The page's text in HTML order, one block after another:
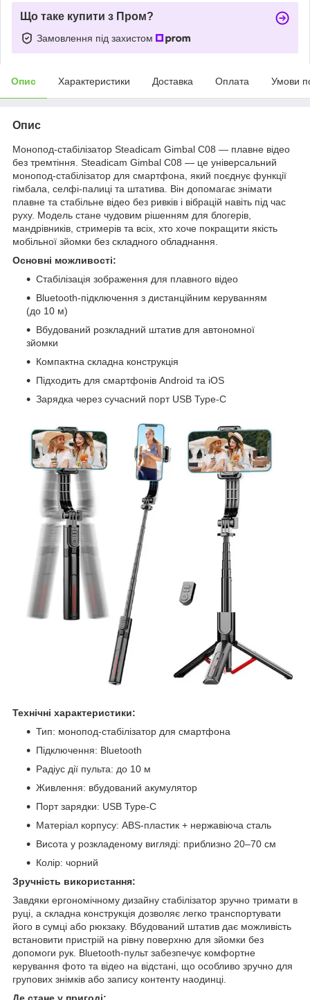
Що таке купити з Пром?
Замовлення під захистом
Опис Характеристики Доставка Оплата Умови
Опис
Монопод-стабілізатор Steadicam Gimbal C08 — плавне відео
без тремтіння. Steadicam Gimbal C08 — це універсальний
монопод-стабілізатор для смартфона, який поєднує функції
гімбала, селфі-палиці та штатива. Він допомагає знімати
плавне та стабільне відео без ривків і вібрацій навіть під час
руху. Модель стане чудовим рішенням для блогерів,
мандрівників, стримерів та всіх, хто хоче покращити якість
мобільної зйомки без складного обладнання.
Основні можливості:
Стабілізація зображення для плавного відео
Bluetooth-підключення з дистанційним керуванням
(до 10 м)
Вбудований розкладний штатив для автономної
зйомки
Компактна складна конструкція
Підходить для смартфонів Android та iOS
Зарядка через сучасний порт USB Type-C
Технічні характеристики:
Тип: монопод-стабілізатор для смартфона
Підключення: Bluetooth
Радіус дії пульта: до 10 м
Живлення: вбудований акумулятор
Порт зарядки: USB Type-C
Матеріал корпусу: ABS-пластик + нержавіюча сталь
Висота у розкладеному вигляді: приблизно 20–70 см
Колір: чорний
Зручність використання:
Завдяки ергономічному дизайну стабілізатор зручно тримати в
руці, а складна конструкція дозволяє легко транспортувати
його в сумці або рюкзаку. Вбудований штатив дає можливість
встановити пристрій на рівну поверхню для зйомки без
допомоги рук. Bluetooth-пульт забезпечує комфортне
керування фото та відео на відстані, що особливо зручно для
групових знімків або запису контенту наодинці.
Де стане у пригоді: